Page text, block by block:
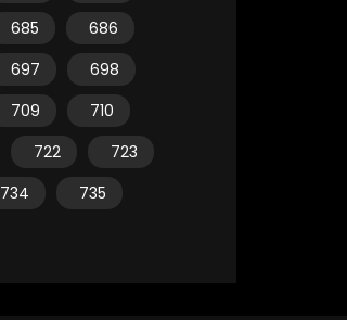
685
686
697
698
709
710
722
723
734
735